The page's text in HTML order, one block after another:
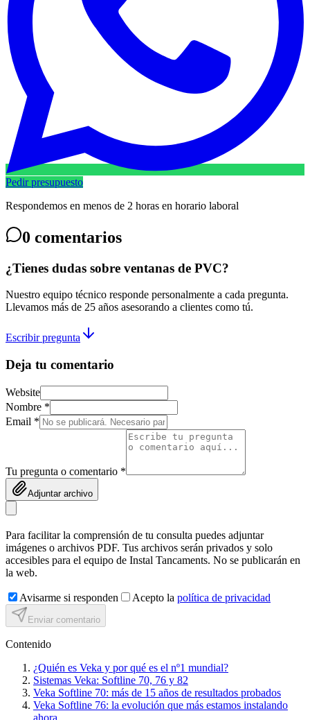
Pedir presupuesto
Respondemos en menos de 2 horas en horario laboral
0 comentarios
¿Tienes dudas sobre ventanas de PVC?
Nuestro equipo técnico responde personalmente a cada pregunta.
Llevamos más de 25 años asesorando a clientes como tú.
Escribir pregunta
Deja tu comentario
Website
Nombre *
Email *
Tu pregunta o comentario *
Adjuntar archivo
Para facilitar la comprensión de tu consulta puedes adjuntar
imágenes o archivos PDF. Tus archivos serán privados y solo
accesibles para el equipo de Instal Tancaments. No se publicarán en
la web.
Avisarme si responden Acepto la política de privacidad
Enviar comentario
Contenido
¿Quién es Veka y por qué es el nº1 mundial?
Sistemas Veka: Softline 70, 76 y 82
Veka Softline 70: más de 15 años de resultados probados
Veka Softline 76: la evolución que más estamos instalando
ahora